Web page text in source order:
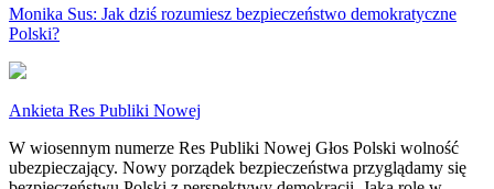
Monika Sus: Jak dziś rozumiesz bezpieczeństwo demokratyczne
Polski?
Ankieta Res Publiki Nowej
W wiosennym numerze Res Publiki Nowej Głos Polski wolność
ubezpieczający. Nowy porządek bezpieczeństwa przyglądamy się